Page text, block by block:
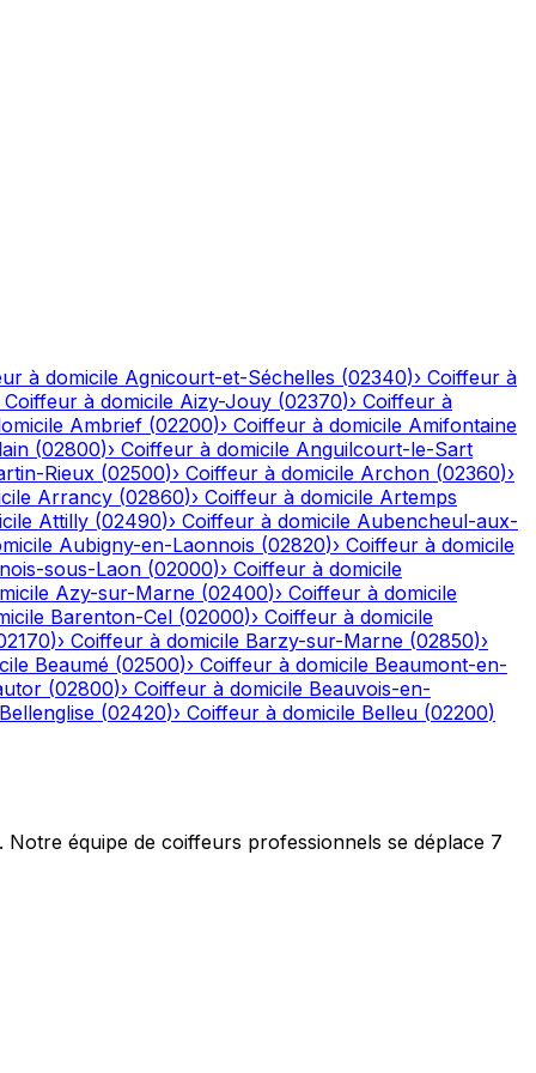
à domicile Agnicourt-et-Séchelles (02340)› Coiffeur à
Coiffeur à domicile Aizy-Jouy (02370)› Coiffeur à
Ambrief (02200)› Coiffeur à domicile Amifontaine
(02800)› Coiffeur à domicile Anguilcourt-le-Sart
Rieux (02500)› Coiffeur à domicile Archon (02360)›
Arrancy (02860)› Coiffeur à domicile Artemps
Attilly (02490)› Coiffeur à domicile Aubencheul-aux-
Aubigny-en-Laonnois (02820)› Coiffeur à domicile
sous-Laon (02000)› Coiffeur à domicile
Azy-sur-Marne (02400)› Coiffeur à domicile
Barenton-Cel (02000)› Coiffeur à domicile
)› Coiffeur à domicile Barzy-sur-Marne (02850)›
Beaumé (02500)› Coiffeur à domicile Beaumont-en-
(02800)› Coiffeur à domicile Beauvois-en-
Bellenglise (02420)› Coiffeur à domicile Belleu (02200)
équipe de coiffeurs professionnels se déplace 7